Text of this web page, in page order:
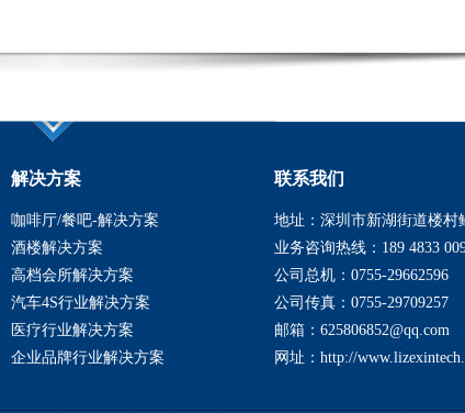
互
机
室、
匠欣智能专业定制智能感应人
脸识别镜面广告机 智能穿衣镜
卫生间智能镜子 智能镜子显示
器
立式/落地式 有多种应用场景：客厅、卧室、
浴室、厨房、酒店、宾馆...
MORE+
匠欣智能
酒店智能
镜、智能
镜，语音
浴室、厨房、
MORE+
解决方案
咖啡厅/餐吧-解决方案
酒楼解决方案
高档会所解决方案
汽车4S行业解决方案
医疗行业解决方案
企业品牌行业解决方案
联系我们
地址：深圳市新湖街道楼村
业务咨询热线：189 4833
公司总机：0755-29662596
公司传真：0755-29709257
邮箱：625806852@qq.com
网址：http://